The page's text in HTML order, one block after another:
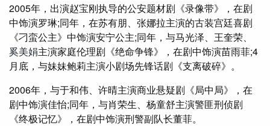
2005年，出演赵宝刚执导的公安题材剧《录像带》，在剧
中饰演罗琳;同年，在苏有朋、张娜拉主演的古装宫廷喜剧
《刁蛮公主》中饰演安宁公主;同年，与马光泽、王奎荣、
奚美娟主演家庭伦理剧《绝命争锋》，在剧中饰演苗雨菲;4
月底，与妹妹鲍莉主演小剧场先锋话剧《支离破碎》。
2006年，与于和伟、许晴主演商业悬疑剧《局中局》，在
剧中饰演佳怡;同年，与肖荣生、杨童舒主演警匪刑侦剧
《终极记忆》，在剧中饰演刑警副队长董菲。